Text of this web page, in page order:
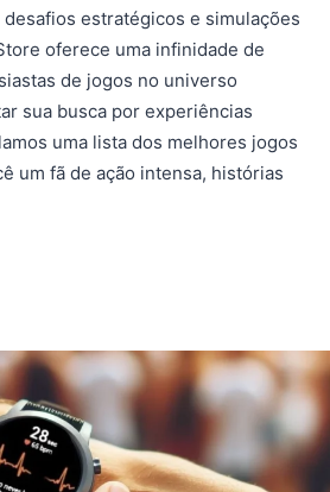
estratégicos e simulações
oferece uma infinidade de
de jogos no universo
sua busca por experiências
uma lista dos melhores jogos
um fã de ação intensa, histórias